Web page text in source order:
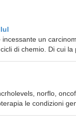
un
di chemio. Di cui la
norflo,
le condizioni